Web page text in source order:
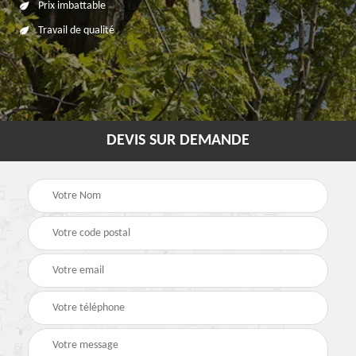
Prix imbattable
Travail de qualité
DEVIS SUR DEMANDE